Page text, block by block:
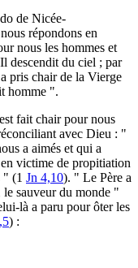
de Nicée-
répondons en
nous les hommes et
descendit du ciel ; par
pris chair de la Vierge
homme ".
fait chair pour nous
avec Dieu : "
a aimés et qui a
victime de propitiation
" (1 Jn 4,10). " Le Père a
sauveur du monde "
là a paru pour ôter les
) :